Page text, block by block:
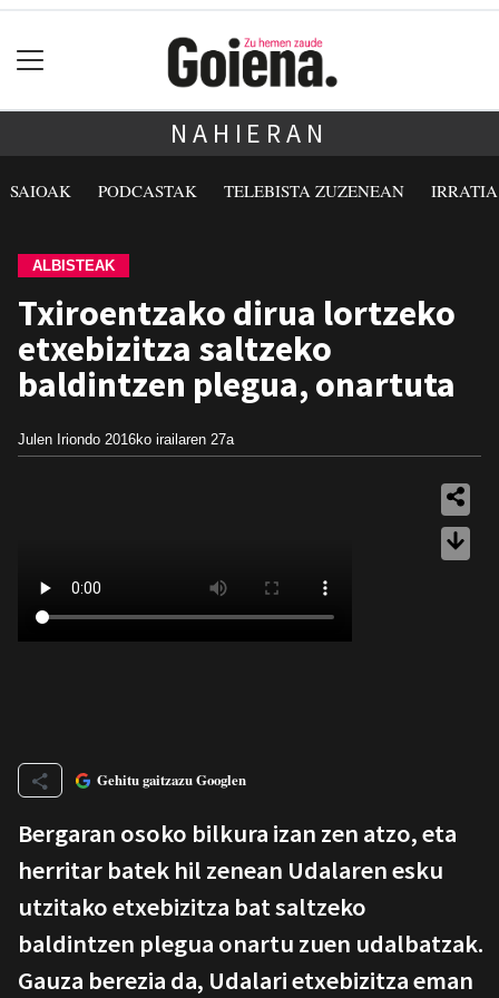
NAHIERAN
SAIOAK PODCASTAK TELEBISTA ZUZENEAN
ALBISTEAK
Txiroentzako dirua lortzeko
etxebizitza saltzeko
baldintzen plegua, onartuta
Julen Iriondo 2016ko irailaren 27a
Gehitu gaitzazu Googlen
Bergaran osoko bilkura izan zen atzo, eta
herritar batek hil zenean Udalaren esku
utzitako etxebizitza bat saltzeko
baldintzen plegua onartu zuen udalbatzak.
Gauza berezia da, Udalari etxebizitza eman